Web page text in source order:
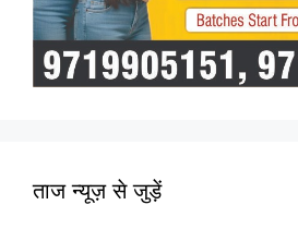
ताज न्यूज़ से जुड़ें